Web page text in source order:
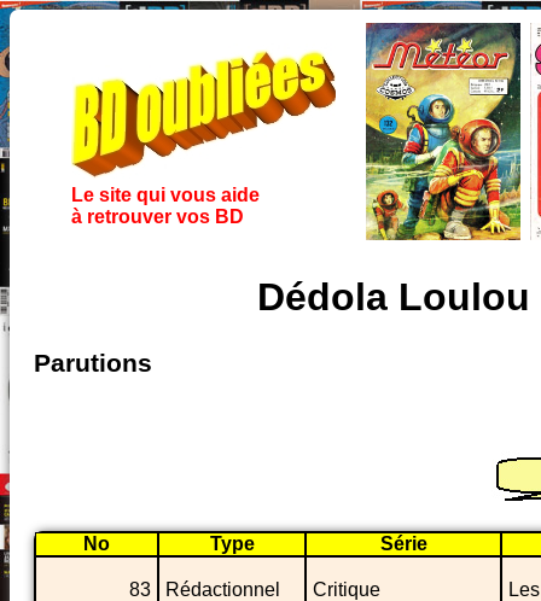
Le site qui vous aide
à retrouver vos BD
Dédola Loulou
Parutions
No Type Série
83 Rédactionnel Critique